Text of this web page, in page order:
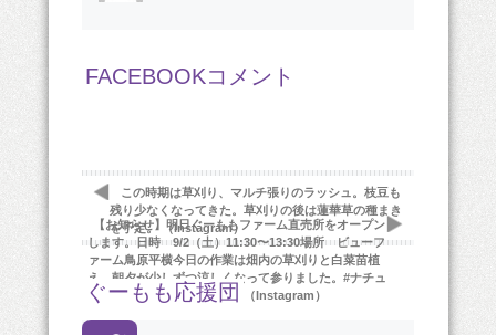
FACEBOOKコメント
この時期は草刈り、マルチ張りのラッシュ。枝豆も
残り少なくなってきた。草刈りの後は蓮華草の種まき
を予定。 （Instagram）
【お知らせ】明日ぐーももファーム直売所をオープン
します。日時 9/2（土）11:30〜13:30場所 ビューフ
ァーム鳥原平横今日の作業は畑内の草刈りと白菜苗植
え。朝夕が少しずつ涼しくなって参りました。#ナチュ
ラル野菜#ぐーももファーム （Instagram）
ぐーもも応援団